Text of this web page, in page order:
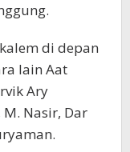
di depan
lain Aat
Ary
Nasir, Dar